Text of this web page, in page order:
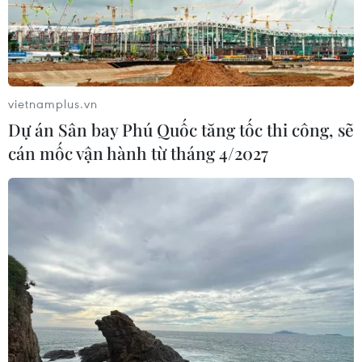
TIN CÙNG CHUYÊN MỤC
Cộng hòa Dân chủ Congo ghi nhận
hơn 300 trẻ em tử vong do Ebola
08/08/2026 15:21
Ớt nhập khẩu từ Mexico khiến hàng
trăm người tiêu dùng Mỹ nhiễm
vietnamplus.vn
Dự án Sân bay Phú Quốc tăng tốc thi công, sẽ
cán mốc vận hành từ tháng 4/2027